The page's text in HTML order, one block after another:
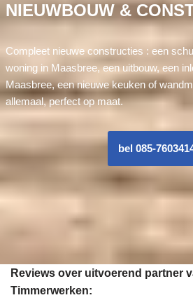
NIEUWBOUW &
Compleet nieuwe constructies : een
woning in Maasbree, een uitbouw, een
Maasbree, een nieuwe keuken of
allemaal, perfect op maat.
bel 085-
Reviews over uitvoerend partner
Timmerwerken: